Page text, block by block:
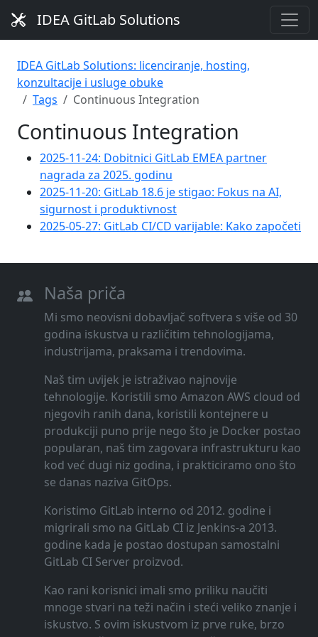
IDEA GitLab Solutions
IDEA GitLab Solutions: licenciranje, hosting,
konzultacije i usluge obuke
Tags
Continuous Integration
Continuous Integration
2025-11-24: Dobitnici GitLab EMEA partner
nagrada za 2025. godinu
2025-11-20: GitLab 18.6 je stigao: Fokus na AI,
sigurnost i produktivnost
2025-05-27: GitLab CI/CD varijable: Kako započeti
Naša priča
Mi smo neovisni dobavljač softvera s više od 30
godina iskustva u različitim tehnologijama,
industrijama, praksama i trendovima.
Naš tim uvijek je istraživao najnovije
tehnologije. Koristili smo Amazon AWS cloud od
njegovih ranih dana, koristili kontejnere u
produkciji puno prije nego što je Docker postao
popularan, naš tim zagovara infrastrukturu kao
kod već dugi niz godina, i prakticiramo ono što
se danas naziva GitOps.
Koristimo GitLab interno od 2012. godine i
migrirali smo na GitLab CI iz Jenkins-a 2013.
godine kada je postao dostupan samostalni
GitLab CI Server proizvod.
Kao rani korisnici imali smo priliku naučiti
mnoge stvari na teži način i steći veliko znanje i
iskustvo. S ovim iskustvom iz prve ruke, brzo